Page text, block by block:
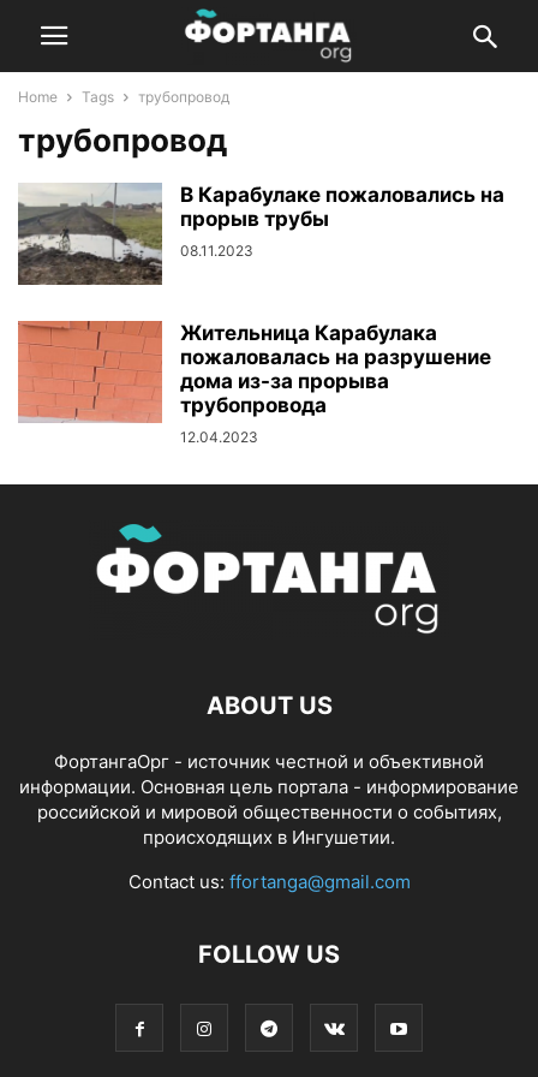
Home Tags трубопровод
трубопровод
В Карабулаке пожаловались на
прорыв трубы
08.11.2023
Жительница Карабулака
пожаловалась на разрушение
дома из-за прорыва
трубопровода
12.04.2023
ABOUT US
ФортангаОрг - источник честной и объективной
информации. Основная цель портала - информирование
российской и мировой общественности о событиях,
происходящих в Ингушетии.
Contact us: ffortanga@gmail.com
FOLLOW US